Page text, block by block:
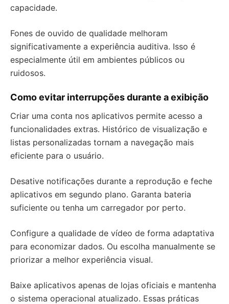
capacidade.
Fones de ouvido de qualidade melhoram
significativamente a experiência auditiva. Isso é
especialmente útil em ambientes públicos ou
ruidosos.
Como evitar interrupções durante a exibição
Criar uma conta nos aplicativos permite acesso a
funcionalidades extras. Histórico de visualização e
listas personalizadas tornam a navegação mais
eficiente para o usuário.
Desative notificações durante a reprodução e feche
aplicativos em segundo plano. Garanta bateria
suficiente ou tenha um carregador por perto.
Configure a qualidade de vídeo de forma adaptativa
para economizar dados. Ou escolha manualmente se
priorizar a melhor experiência visual.
Baixe aplicativos apenas de lojas oficiais e mantenha
o sistema operacional atualizado. Essas práticas